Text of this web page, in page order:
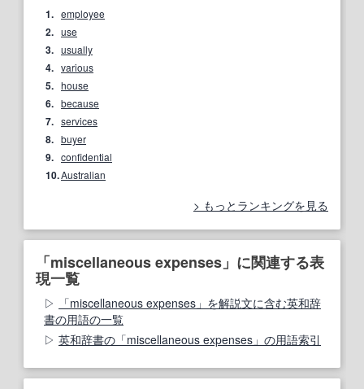
1. employee
2. use
3. usually
4. various
5. house
6. because
7. services
8. buyer
9. confidential
10.Australian
もっとランキングを見る
「miscellaneous expenses」に関連する表
現一覧
「miscellaneous expenses」を解説文に含む英和辞
書の用語の一覧
英和辞書の「miscellaneous expenses」の用語索引